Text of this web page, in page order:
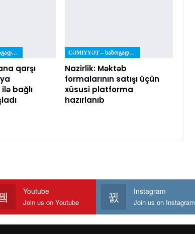
CƏMIYYƏT – ᲡᲐᲖᲝᲒᲐᲓᲝᲔᲑᲐ
qarşı
bağlı
CƏMIYYƏT – ᲡᲐᲖᲝᲒᲐᲓᲝᲔᲑᲐ
Nazirlik: Məktəb
formalarının satışı üçün
xüsusi platforma
hazırlanıb
Youtube
Join us on Youtube
Instagram
Join us on Instagram